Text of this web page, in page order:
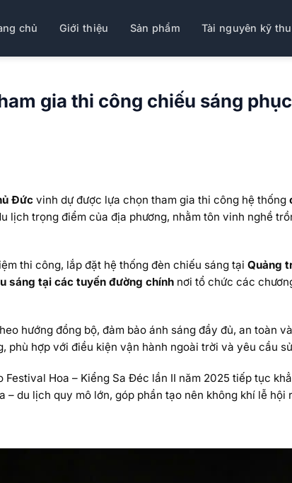
chủ Giới thiệu Sản phẩm Tài nguyên kỹ
gia thi công chiếu sáng
Đức vinh dự được lựa chọn tham gia thi công hệ thống
lịch trọng điểm của địa phương, nhằm tôn vinh nghề
thi công, lắp đặt hệ thống đèn chiếu sáng tại Quảng
sáng tại các tuyến đường chính nơi tổ chức các
hướng đồng bộ, đảm bảo ánh sáng đầy đủ, an toàn
phù hợp với điều kiện vận hành ngoài trời và yêu cầu
Hoa – Kiểng Sa Đéc lần II năm 2025 tiếp tục
– du lịch quy mô lớn, góp phần tạo nên không khí lễ